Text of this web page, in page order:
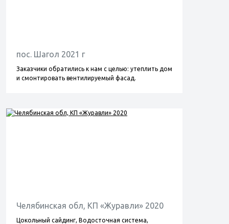
пос. Шагол 2021 г
Заказчики обратились к нам с целью: утеплить дом
и смонтировать вентилируемый фасад.
Челябинская обл, КП «Журавли» 2020
Цокольный сайдинг, Водосточная система,